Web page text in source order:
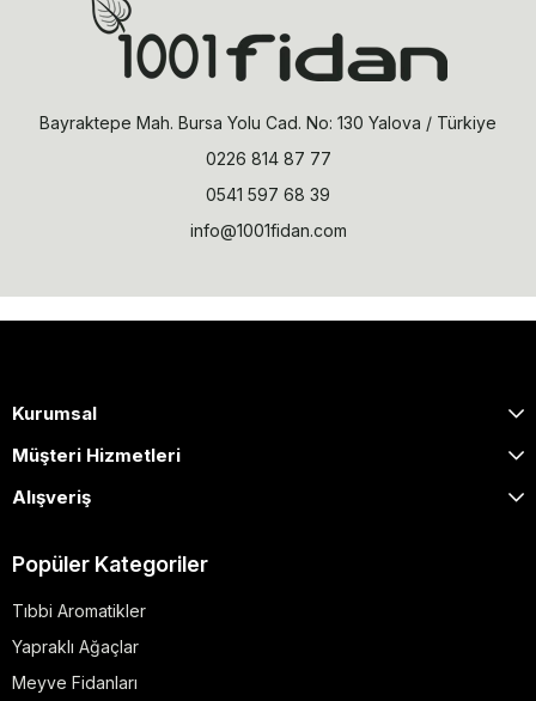
Bayraktepe Mah. Bursa Yolu Cad. No: 130 Yalova / Türkiye
0226 814 87 77
0541 597 68 39
info@1001fidan.com
Kurumsal
Müşteri Hizmetleri
Alışveriş
Popüler Kategoriler
Tıbbi Aromatikler
Yapraklı Ağaçlar
Meyve Fidanları